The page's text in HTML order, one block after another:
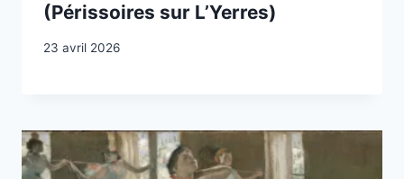
(Périssoires sur L’Yerres)
23 avril 2026